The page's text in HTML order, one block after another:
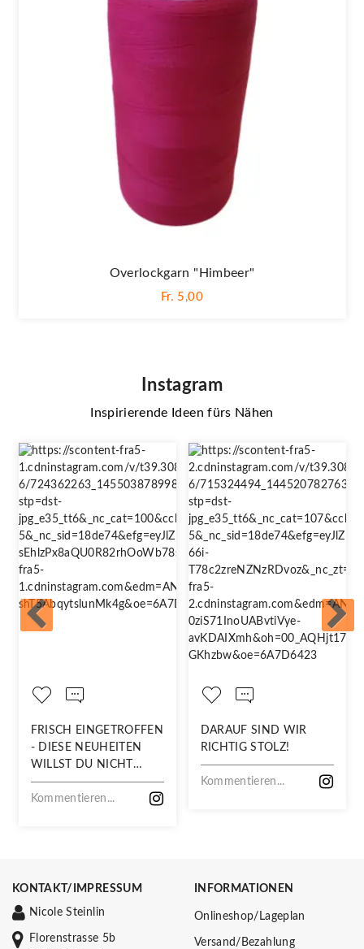
Overlockgarn "himbeer"
Fr. 5,00
Instagram
Inspirierende Ideen fürs Nähen
FRISCH EINGETROFFEN
- DIESE NEUHEITEN
WILLST DU NICHT
VERPASSEN!
Kommentieren...
DARAUF SIND WIR
RICHTIG STOLZ!
Kommentieren...
KONTAKT/IMPRESSUM
Nicole Steinlin
Florenstrasse 5b
INFORMATIONEN
Onlineshop/Lageplan
Versand/Bezahlung